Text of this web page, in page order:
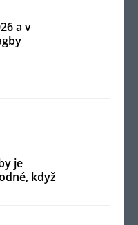
a v
je
když